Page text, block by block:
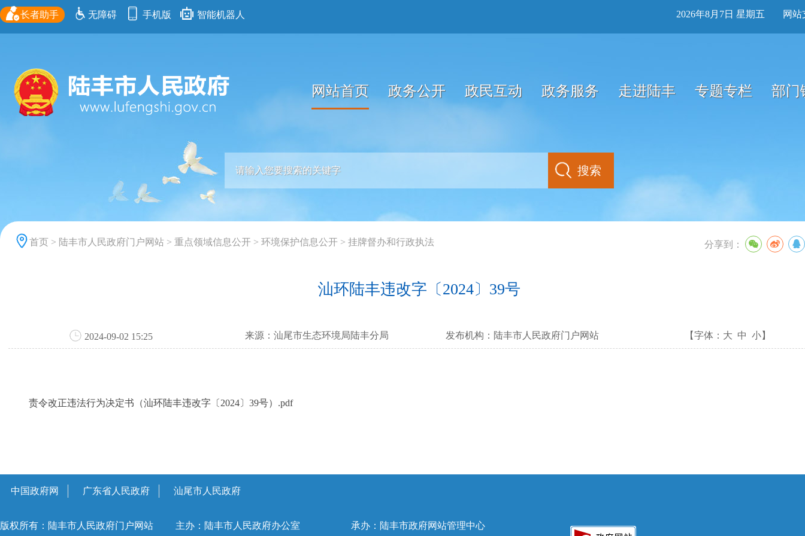
长者助手 无障碍 手机版 智能机器人 2026年8月7日 星期五 网站
网站首页 政务公开 政民互动 政务服务 走进陆丰 专题专栏 部门
首页 > 陆丰市人民政府门户网站 > 重点领域信息公开 > 环境保护信息公开 > 挂牌督办和行政执法 分享到：
汕环陆丰违改字〔2024〕39号
2024-09-02 15:25 来源： 汕尾市生态环境局陆丰分局 发布机构： 陆丰市人民政府门户网站 【字体： 大 中 小】
责令改正违法行为决定书（汕环陆丰违改字〔2024〕39号）.pdf
中国政府网 广东省人民政府 汕尾市人民政府
版权所有：陆丰市人民政府门户网站 主办：陆丰市人民政府办公室 承办：陆丰市政府网站管理中心